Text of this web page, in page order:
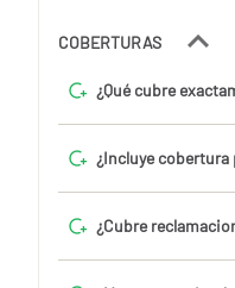
COBERTURAS
¿Qué cubre
¿Incluye cobertura
¿Cubre